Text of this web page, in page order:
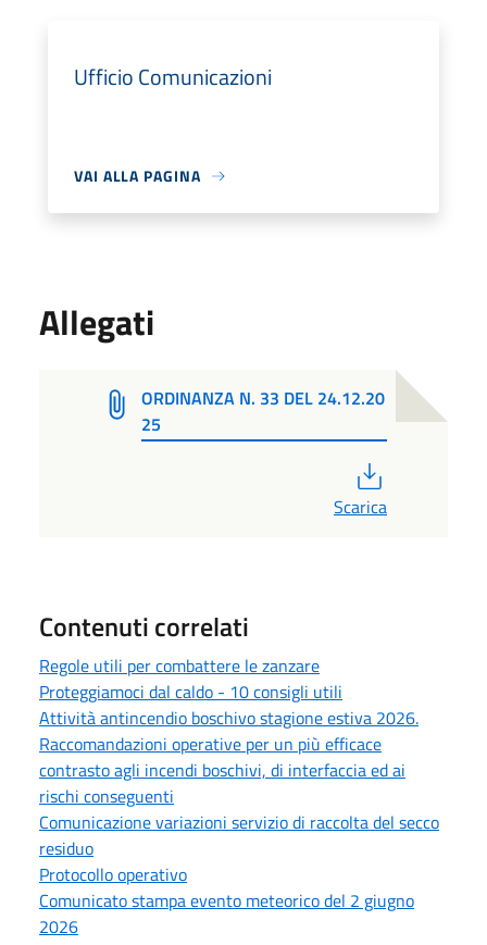
Ufficio Comunicazioni
VAI ALLA PAGINA
Allegati
ORDINANZA N. 33 DEL 24.12.20
25
Scarica
Contenuti correlati
Regole utili per combattere le zanzare
Proteggiamoci dal caldo - 10 consigli utili
Attività antincendio boschivo stagione estiva 2026.
Raccomandazioni operative per un più efficace
contrasto agli incendi boschivi, di interfaccia ed ai
rischi conseguenti
Comunicazione variazioni servizio di raccolta del secco
residuo
Protocollo operativo
Comunicato stampa evento meteorico del 2 giugno
2026